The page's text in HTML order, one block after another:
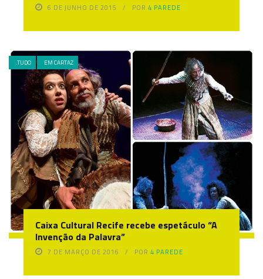
6 DE JUNHO DE 2015 POR4 PAREDE
.TUDO EM CARTAZ
Caixa Cultural Recife recebe espetáculo “A
Invenção da Palavra”
7 DE MARÇO DE 2016 POR4 PAREDE